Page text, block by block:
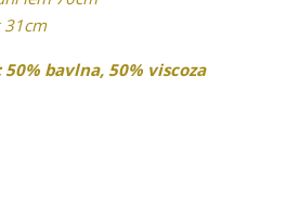
31cm
bavlna, 50% viscoza